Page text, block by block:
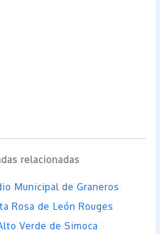
relacionadas
Municipal de Graneros
Rosa de León Rouges
Verde de Simoca